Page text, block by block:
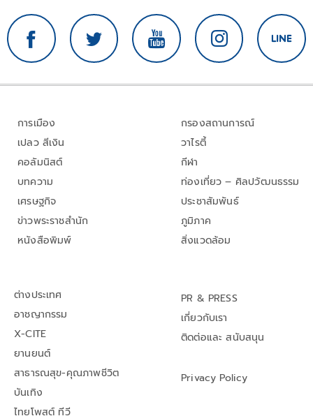
การเมือง
เปลว สีเงิน
คอลัมนิสต์
บทความ
เศรษฐกิจ
ข่าวพระราชสำนัก
หนังสือพิมพ์
กรองสถานการณ์
วาไรตี้
กีฬา
ท่องเที่ยว – ศิลปวัฒนธรรม
ประชาสัมพันธ์
ภูมิภาค
สิ่งแวดล้อม
ต่างประเทศ
อาชญากรรม
X-CITE
ยานยนต์
สาธารณสุข-คุณภาพชีวิต
บันเทิง
ไทยโพสต์ ทีวี
PR & PRESS
เกี่ยวกับเรา
ติดต่อและ สนับสนุน
Privacy Policy